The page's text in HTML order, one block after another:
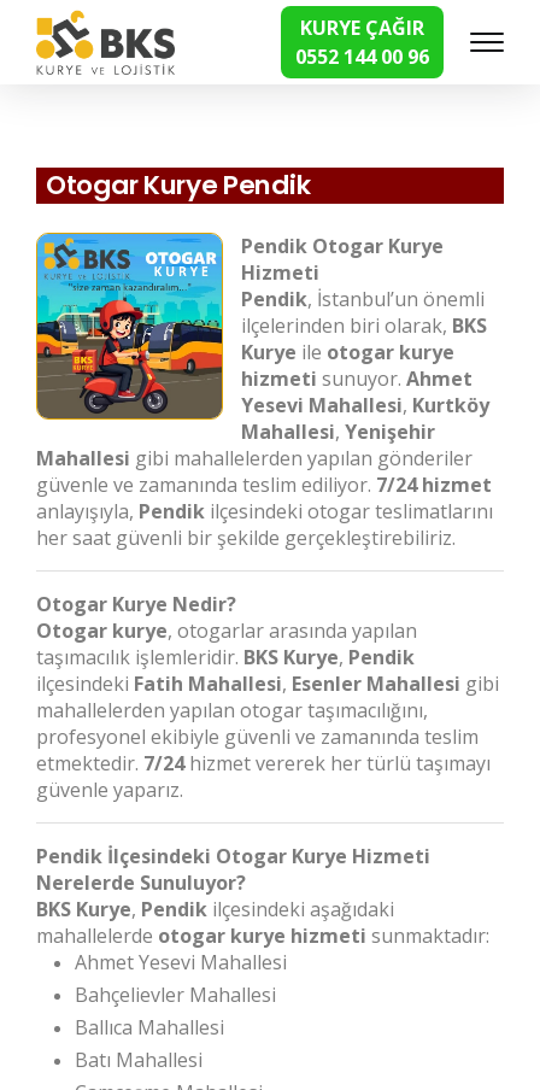
KURYE ÇAĞIR
0552 144 00 96
Hızlı Kurye Hizmetleri
Otogar Kurye Pendik
Pendik Otogar Kurye
Hizmeti
Pendik, İstanbul’un önemli
ilçelerinden biri olarak, BKS
Kurye ile otogar kurye
hizmeti sunuyor.Ahmet
Yesevi Mahallesi, Kurtköy
Mahallesi,Yenişehir
Mahallesi gibi mahallelerden yapılan gönderiler
güvenle ve zamanında teslim ediliyor. 7/24 hizmet
anlayışıyla, Pendik ilçesindeki otogar teslimatlarını
her saat güvenli bir şekilde gerçekleştirebiliriz.
Otogar Kurye Nedir?
Otogar kurye, otogarlar arasında yapılan
taşımacılık işlemleridir. BKS Kurye, Pendik
ilçesindeki Fatih Mahallesi, Esenler Mahallesi gibi
mahallelerden yapılan otogar taşımacılığını,
profesyonel ekibiyle güvenli ve zamanında teslim
etmektedir. 7/24hizmet vererek her türlü taşımayı
güvenle yaparız.
Pendik İlçesindeki Otogar Kurye Hizmeti
Nerelerde Sunuluyor?
BKS Kurye, Pendik ilçesindeki aşağıdaki
mahallelerde otogar kurye hizmeti sunmaktadır:
Ahmet Yesevi Mahallesi
Bahçelievler Mahallesi
Ballıca Mahallesi
Batı Mahallesi